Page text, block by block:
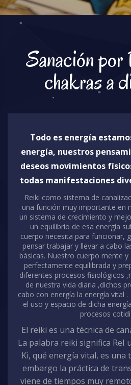
Sanación
chakras a
Todo es energía
energía, nuestros
deseos movimientos
todas manifestaciones
Reiki como sistema de
una función muy importante en
un sistema de crecimiento y
un equilibrio de esa energía
cuerpo necesita para funcionar,
pensar trabajar y llevar a cabo
básicas. Nuestro cuerpo mente y
perfectamente equilibrada y
diferentes procesos fisiológicos
de nuestra vida diaria ,dichos
cabo con energía la energía vital
el uso y espacio de dicha
procesos
El reiki es una técnica de
La palabra reiki significa ReI
Ki, qué energía vital, es una
embargo la práctica de
viene de tiempos muy